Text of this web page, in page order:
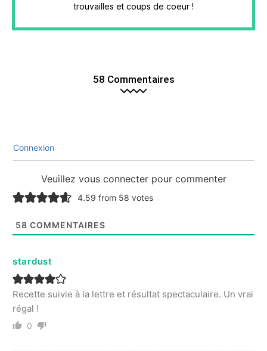
trouvailles et coups de coeur !
58 Commentaires
Connexion
Veuillez vous connecter pour commenter
4.59 from 58 votes
58 COMMENTAIRES
stardust
Recette suivie à la lettre et résultat spectaculaire. Un vrai
régal !
0